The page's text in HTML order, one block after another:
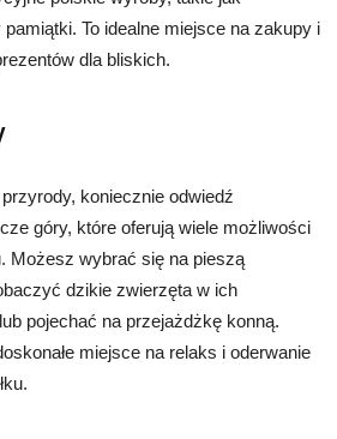
pamiątki. To idealne miejsce na zakupy i
dla bliskich.
koniecznie odwiedź
góry, które oferują wiele możliwości
Możesz wybrać się na pieszą
dzikie zwierzęta w ich
pojechać na przejażdżkę konną.
miejsce na relaks i oderwanie